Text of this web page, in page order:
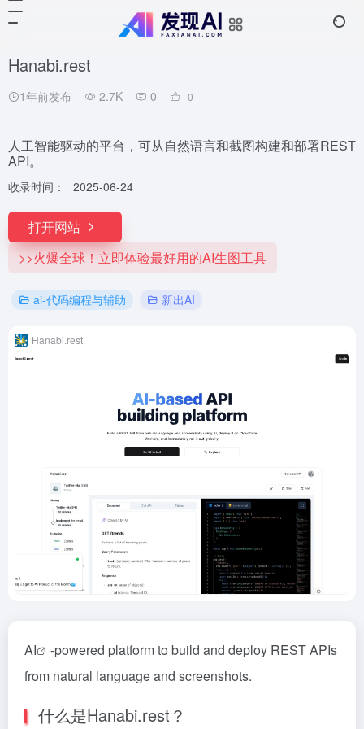
Hanabi.rest
1年前发布 2.7K 0 0
人工智能驱动的平台，可从自然语言和截图构建和部署REST
API。
收录时间： 2025-06-24
打开网站
>>火爆全球！立即体验最好用的AI生图工具
ai-代码编程与辅助 新出AI
Hanabi.rest
AI
-powered platform to build and deploy REST APIs
from natural language and screenshots.
什么是Hanabi.rest？